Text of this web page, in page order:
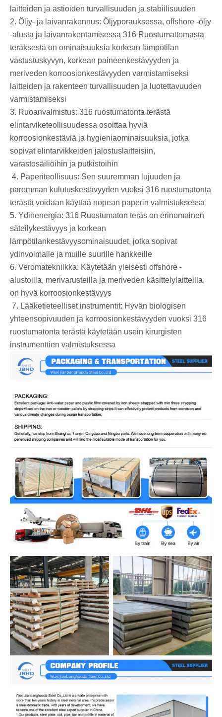
laitteiden ja astioiden turvallisuuden ja stabiilisuuden ‌ ‌
2. Öljy- ja laivanrakennus: Öljyporauksessa, offshore -öljy
-alusta ja laivanrakentamisessa 316 Ruostumattomasta
teräksestä on ominaisuuksia korkean lämpötilan
vastustuskyvyn, korkean paineenkestävyyden ja
meriveden korroosionkestävyyden varmistamiseksi
laitteiden ja rakenteen turvallisuuden ja luotettavuuden
varmistamiseksi ‌ ‌
3. Ruoanvalmistus: 316 ruostumatonta terästä
elintarviketeollisuudessa osoittaa hyviä
korroosionkestäviä ja hygieniaominaisuuksia, jotka
sopivat elintarvikkeiden jalostuslaitteisiin,
varastosäiliöihin ja putkistoihin
‌ 4. Paperiteollisuus: Sen suuremman lujuuden ja
paremman kulutuskestävyyden vuoksi 316 ruostumatonta
terästä voidaan käyttää nopean paperin valmistuksessa ‌
5. Ydinenergia: 316 Ruostumaton teräs on erinomainen
säteilykestävyys ja korkean
lämpötilankestävyysominaisuudet, jotka sopivat
ydinvoimalle ja muille suurille hankkeille
6. Veromatekniikka: Käytetään yleisesti offshore -
alustoilla, merivarusteilla ja meriveden käsittelylaitteilla,
on hyvä korroosionkestävyys
‌ 7. Lääketieteelliset instrumentit: Hyvän biologisen
yhteensopivuuden ja korroosionkestävyyden vuoksi 316
ruostumatonta terästä käytetään usein kirurgisten
instrumenttien valmistuksessa